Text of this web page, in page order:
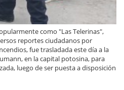
como "Las Telerinas",
reportes ciudadanos por
fue trasladada este día a la
en la capital potosina, para
luego de ser puesta a disposición